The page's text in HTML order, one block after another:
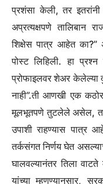
प्रशंसा केली, तर
अप्रत्यक्षपणे तालिबान
शिक्षेस पात्र आहेत का?”
पोस्ट लिहिली.हा प्रश्न
प्रोफाइलवर शेअर केलेल्या
नाही”.ती आणखी एक कठोर
मूलभूतपणे तुटलेले असेल, तर
उपाशी राहण्यास पात्र
तर्कसंगत निर्णय घेत
घालवल्यानंतर तिला
यांच्या म्हणण्यानुसार,